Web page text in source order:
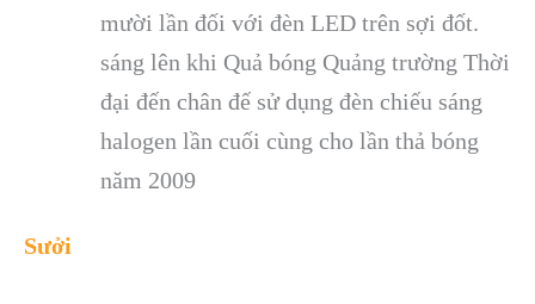
mười lần đối với đèn LED trên sợi đốt.
sáng lên khi Quả bóng Quảng trường Thời
đại đến chân đế sử dụng đèn chiếu sáng
halogen lần cuối cùng cho lần thả bóng
năm 2009
Sưởi